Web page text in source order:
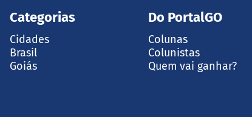
Categorias
Cidades
Brasil
Goiás
Do PortalGO
Colunas
Colunistas
Quem vai ganhar?